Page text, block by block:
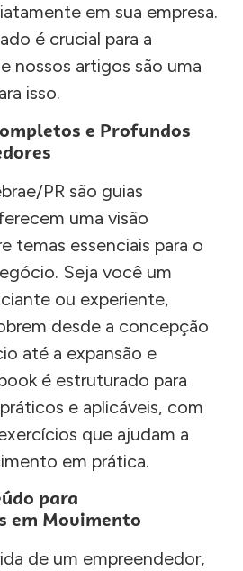
em sua empresa.
é crucial para a
nossos artigos são uma
isso.
e Profundos
PR são guias
uma visão
temas essenciais para o
Seja você um
ou experiente,
desde a concepção
até a expansão e
é estruturado para
e aplicáveis, com
que ajudam a
em prática.
para
em Movimento
de um empreendedor,